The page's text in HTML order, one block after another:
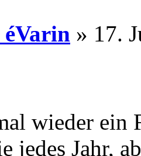
» 17.
wieder ein
jedes Jahr,